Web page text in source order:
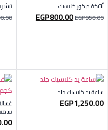
أنتيكة ديكور كلاسيك
EGP950.00
EGP800.00
ساعة يد كلاسيك جلد
EGP1,250.00